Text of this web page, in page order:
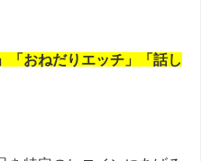
「おねだりエッチ」「話し